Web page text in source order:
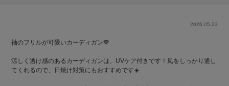
2026.05.23
袖のフリルが可愛いカーディガン💙
涼しく透け感のあるカーディガンは、UVケア付きです！風をしっかり通し
てくれるので、日焼け対策にもおすすめです☀️